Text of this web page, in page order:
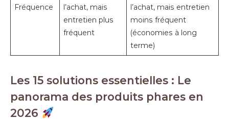
Fréquence
l’achat, mais
entretien plus
fréquent
l’achat, mais entretien
moins fréquent
(économies à long
terme)
Les 15 solutions essentielles : Le
panorama des produits phares en
2026